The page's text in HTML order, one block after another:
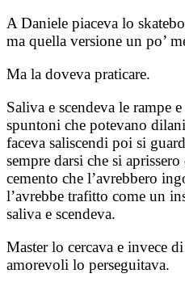
A Daniele piaceva lo
ma quella versione un po’
Ma la doveva praticare.
Saliva e scendeva le rampe
spuntoni che potevano
faceva saliscendi poi si
sempre darsi che si
cemento che l’avrebbero
l’avrebbe trafitto come un
saliva e scendeva.
Master lo cercava e invece
amorevoli lo perseguitava.